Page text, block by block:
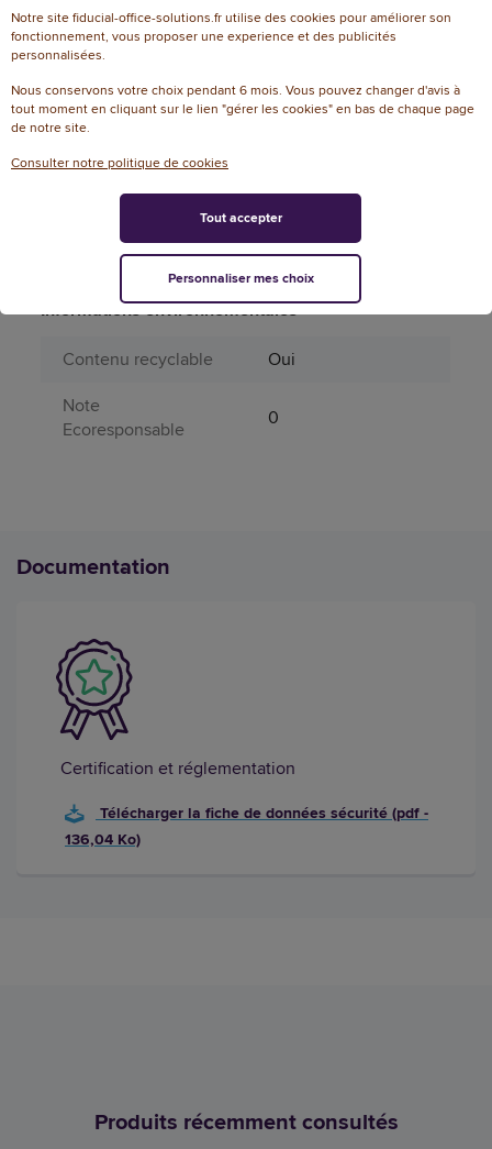
d'impression
39
Fiche sécurité
Matière principale
Plastique
Produit dangereux
Périssable
Type de
consommable
Toner OEM
Informations environnementales
Contenu recyclable
Oui
Note
Ecoresponsable
0
Documentation
Certification et réglementation
Télécharger la fiche de données sécurité (pdf -
136,04 Ko)
Produits récemment consultés
Notre site fiducial-office-solutions.fr utilise des cookies pour améliorer son
fonctionnement, vous proposer une experience et des publicités
personnalisées.
Nous conservons votre choix pendant 6 mois. Vous pouvez changer d'avis à
tout moment en cliquant sur le lien "gérer les cookies" en bas de chaque page
de notre site.
Consulter notre politique de cookies
Personnaliser mes choix
Tout accepter